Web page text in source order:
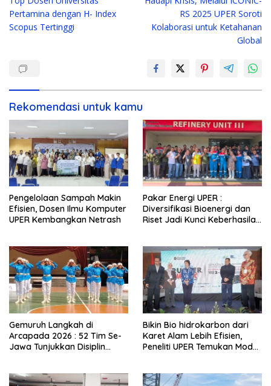
pos
Pertamina dengan H- Index
Scopus Tertinggi
RS 2025 UPER Soroti
Kolaborasi untuk Ketahanan
Global
Rekomendasi untuk kamu
Pengelolaan Sampah Makin
Efisien, Dosen Ilmu Komputer
UPER Kembangkan Netrash
Pakar Energi UPER :
Diversifikasi Bioenergi dan
Riset Jadi Kunci Keberhasilan
Gemuruh Langkah di
Arcapada 2026 : 52 Tim Se-
Jawa Tunjukkan Disiplin
Rumah LKBB Terunik
Bikin Bio hidrokarbon dari
Karet Alam Lebih Efisien,
Peneliti UPER Temukan Model